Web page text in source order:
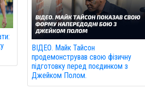
ВІДЕО. Майк Тайсон
продемонстрував свою фізичну
підготовку перед поєдинком з
Джейком Полом.